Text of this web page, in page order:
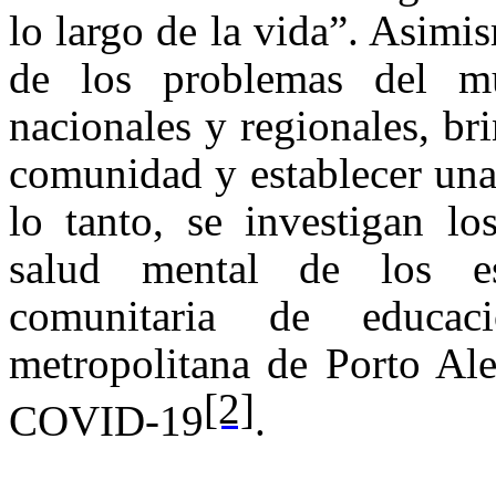
lo largo de la vida”.
de los problemas del
nacionales y regionales,
comunidad y establecer
lo tanto, se investigan
salud mental de los
comunitaria de
metropolitana de Porto
COVID-19[2].